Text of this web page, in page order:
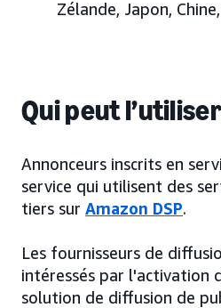
Zélande, Japon,
Qui peut
Annonceurs inscrits en
service qui utilisent des
tiers sur Amazon DSP.
Les fournisseurs de
intéressés par l'activation
solution de diffusion de